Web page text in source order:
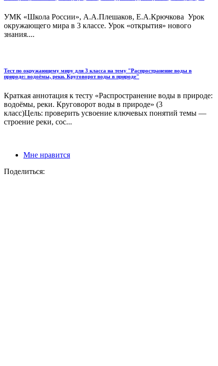
УМК «Школа России», А.А.Плешаков, Е.А.Крючкова Урок
окружающего мира в 3 классе. Урок «открытия» нового
знания....
Тест по окружающему миру для 3 класса на тему "Распространение воды в
природе: водоёмы, реки. Круговорот воды в природе"
Краткая аннотация к тесту «Распространение воды в природе:
водоёмы, реки. Круговорот воды в природе» (3
класс)Цель: проверить усвоение ключевых понятий темы —
строение реки, сос...
Мне нравится
Поделиться: